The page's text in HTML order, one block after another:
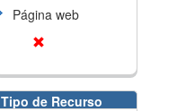
Página web
Tipo de Recurso